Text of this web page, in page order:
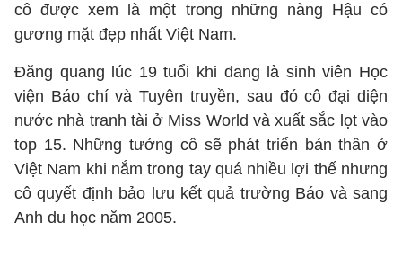
cô được xem là một trong những nàng Hậu có
gương mặt đẹp nhất Việt Nam.
Đăng quang lúc 19 tuổi khi đang là sinh viên Học
viện Báo chí và Tuyên truyền, sau đó cô đại diện
nước nhà tranh tài ở Miss World và xuất sắc lọt vào
top 15. Những tưởng cô sẽ phát triển bản thân ở
Việt Nam khi nắm trong tay quá nhiều lợi thế nhưng
cô quyết định bảo lưu kết quả trường Báo và sang
Anh du học năm 2005.